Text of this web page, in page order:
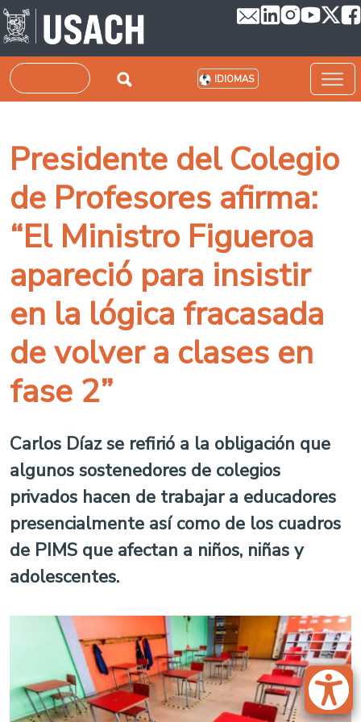
Pasar al contenido principal
Buscar IDIOMAS
Presidente del Colegio
de Profesores afirma:
“El Ministro Figueroa
apareció para insistir
en la lógica fracasada
de volver a clases en
fase 2”
Carlos Díaz se refirió a la obligación que
algunos sostenedores de colegios
privados hacen de trabajar a educadores
presencialmente así como de los cuadros
de PIMS que afectan a niños, niñas y
adolescentes.